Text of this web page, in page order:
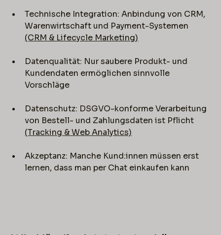
Technische Integration: Anbindung von CRM,
Warenwirtschaft und Payment-Systemen
(CRM & Lifecycle Marketing)
Datenqualität: Nur saubere Produkt- und
Kundendaten ermöglichen sinnvolle
Vorschläge
Datenschutz: DSGVO-konforme Verarbeitung
von Bestell- und Zahlungsdaten ist Pflicht
(Tracking & Web Analytics)
Akzeptanz: Manche Kund:innen müssen erst
lernen, dass man per Chat einkaufen kann